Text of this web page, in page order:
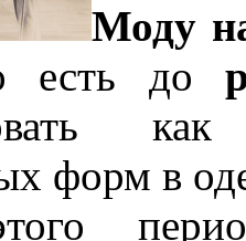
Моду
есть до
форм в